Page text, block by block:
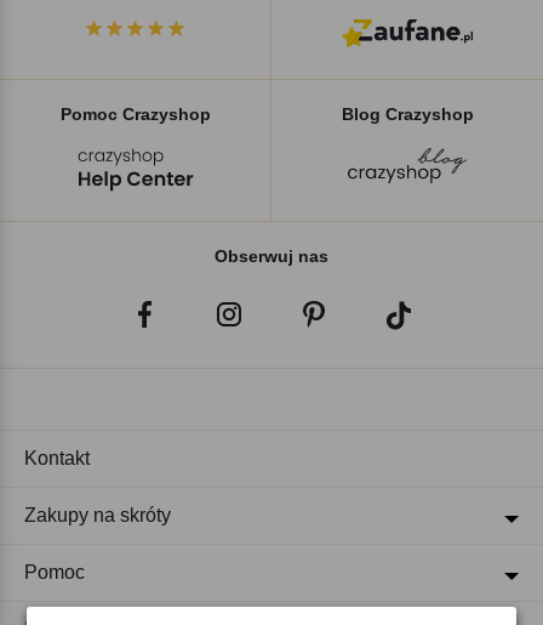
Pomoc Crazyshop Blog Crazyshop
Obserwuj nas
Kontakt
Zakupy na skróty
Pomoc